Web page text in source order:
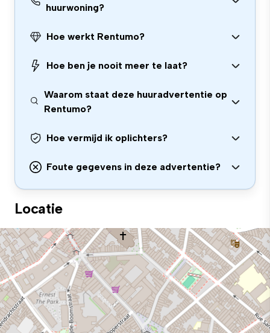
huurwoning?
Hoe werkt Rentumo?
Hoe ben je nooit meer te laat?
Waarom staat deze huuradvertentie op
Rentumo?
Hoe vermijd ik oplichters?
Foute gegevens in deze advertentie?
Locatie